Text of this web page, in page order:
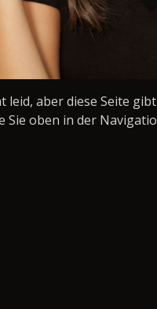
leid, aber diese Seite
Sie oben in der